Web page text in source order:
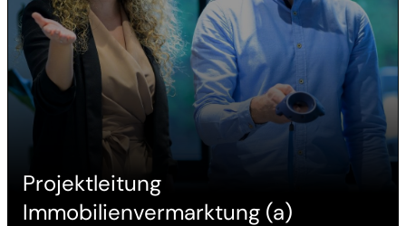
Projektleitung
Immobilienvermarktung (a)